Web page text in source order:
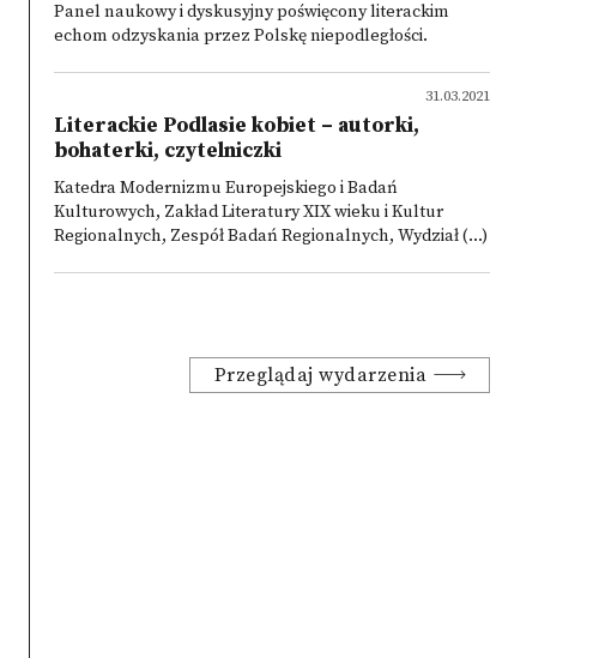
Panel naukowy i dyskusyjny poświęcony literackim
echom odzyskania przez Polskę niepodległości.
31.03.2021
Literackie Podlasie kobiet – autorki,
bohaterki, czytelniczki
Katedra Modernizmu Europejskiego i Badań
Kulturowych, Zakład Literatury XIX wieku i Kultur
Regionalnych, Zespół Badań Regionalnych, Wydział (...)
Przeglądaj wydarzenia